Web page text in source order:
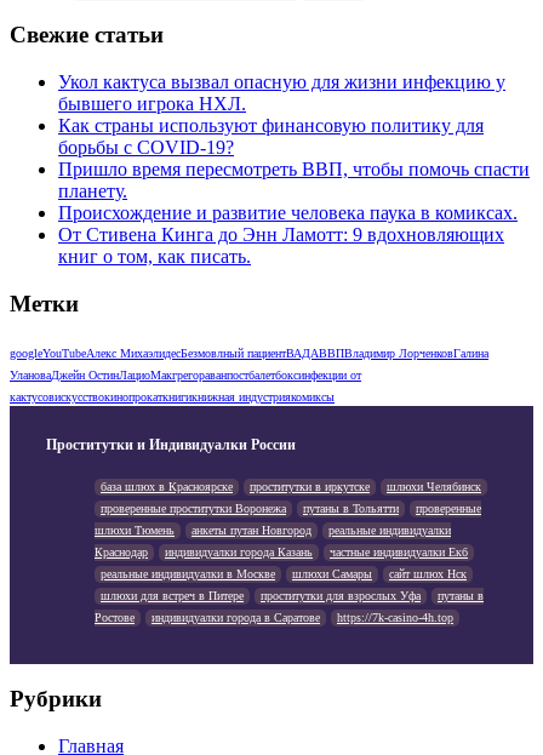
Свежие статьи
Укол кактуса вызвал опасную для жизни инфекцию у
бывшего игрока НХЛ.
Как страны используют финансовую политику для
борьбы с COVID-19?
Пришло время пересмотреть ВВП, чтобы помочь спасти
планету.
Происхождение и развитие человека паука в комиксах.
От Стивена Кинга до Энн Ламотт: 9 вдохновляющих
книг о том, как писать.
Метки
googleYouTubeАлекс МихаэлидесБезмовлный пациентВАДАВВПВладимир ЛорченковГалина
УлановаДжейн ОстинЛациоМакгрегораванпостбалетбоксинфекции от
кактусовискусствокинопрокаткнигикнижная индустриякомиксы
Проститутки и Индивидуалки России
база шлюх в Красноярске проститутки в иркутске
шлюхи Челябинск
проверенные проститутки Воронежа
путаны в Тольятти
проверенные
шлюхи Тюмень
анкеты путан Новгород
реальные индивидуалки
Краснодар
индивидуалки города Казань
частные индивидуалки Екб
реальные индивидуалки в Москве
шлюхи Самары
сайт шлюх Нск
шлюхи для встреч в Питере
проститутки для взрослых Уфа
путаны в
Ростове
индивидуалки города в Саратове https://7k-casino-4h.top
Рубрики
Главная